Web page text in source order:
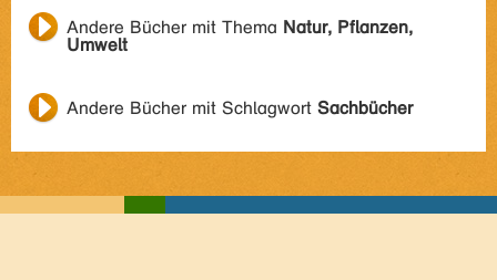
Andere Bücher mit Thema Natur, Pflanzen,
Umwelt
Andere Bücher mit Schlagwort Sachbücher